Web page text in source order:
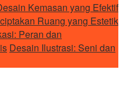
Kemasan yang Efektif
Ruang yang Estetik
Peran dan
Desain Ilustrasi: Seni dan